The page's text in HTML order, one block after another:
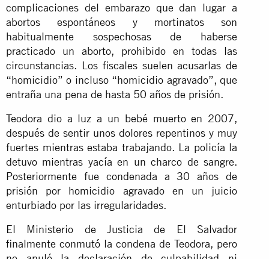
complicaciones del embarazo que dan lugar a
abortos espontáneos y mortinatos son
habitualmente sospechosas de haberse
practicado un aborto, prohibido en todas las
circunstancias. Los fiscales suelen acusarlas de
“homicidio” o incluso “homicidio agravado”, que
entraña una pena de hasta 50 años de prisión.
Teodora dio a luz a un bebé muerto en 2007,
después de sentir unos dolores repentinos y muy
fuertes mientras estaba trabajando. La policía la
detuvo mientras yacía en un charco de sangre.
Posteriormente fue condenada a 30 años de
prisión por homicidio agravado en un juicio
enturbiado por las irregularidades.
El Ministerio de Justicia de El Salvador
finalmente conmutó la condena de Teodora, pero